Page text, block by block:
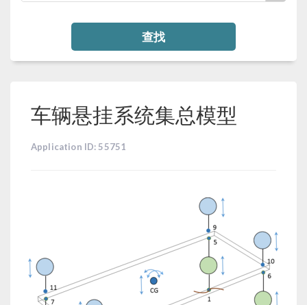
查找
车辆悬挂系统集总模型
Application ID: 55751